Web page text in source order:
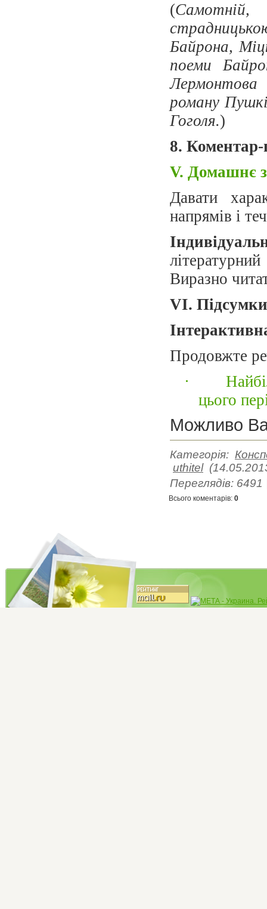
(Самотній,
Байрона,
поеми
Лермонтова
роману
Гоголя.)
8. Коментар-
V. Домашнє
Давати
напрямів і
Виразно
VІ.
Продовжте
·
цього
Можливо
Категорія:
uthitel
Переглядів: 6491
Всього коментарів: 0